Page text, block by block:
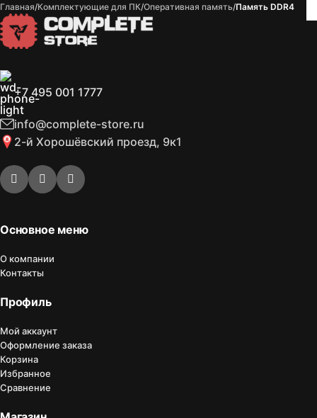
Главная Комплектующие для ПК Оперативная память Память DDR4
+7 495 001 1777
info@complete-store.ru
2-й Хорошёвский проезд, 9к1
Основное меню
О компании
Контакты
Профиль
Мой аккаунт
Оформление заказа
Корзина
Избранное
Сравнение